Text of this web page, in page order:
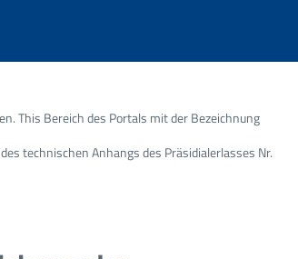
This Bereich des Portals mit der Bezeichnung
technischen Anhangs des Präsidialerlasses Nr.